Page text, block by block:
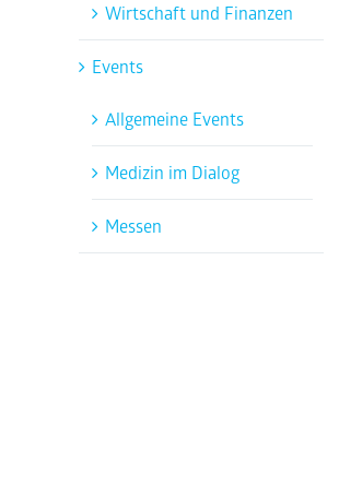
Wirtschaft und Finanzen
Events
Allgemeine Events
Medizin im Dialog
Messen